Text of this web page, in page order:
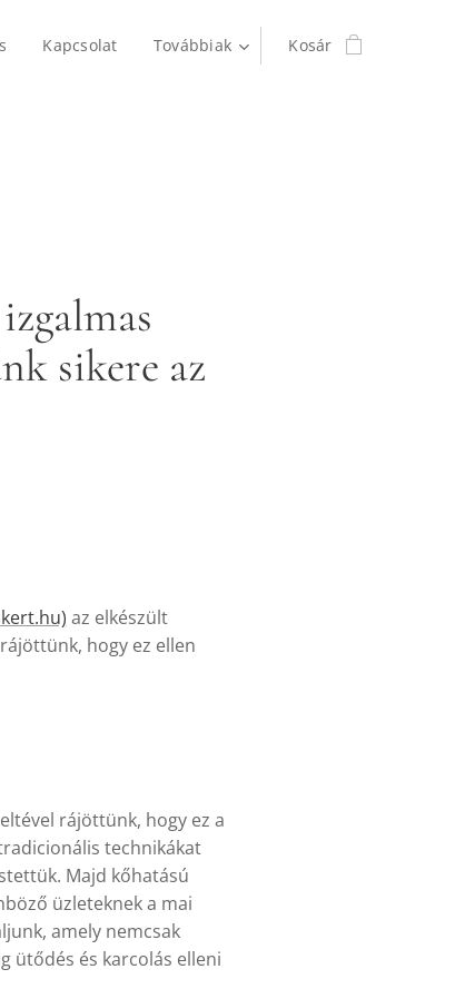
Kapcsolat Továbbiak Kosár
sikere az
az elkészült
hogy ez ellen
rájöttünk, hogy ez a
technikákat
Majd kőhatású
üzleteknek a mai
amely nemcsak
ütődés és karcolás elleni